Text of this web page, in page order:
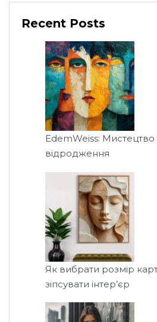
Recent Posts
EdemWeiss:
відродження
Як вибрати розмір
зіпсувати інтер’єр